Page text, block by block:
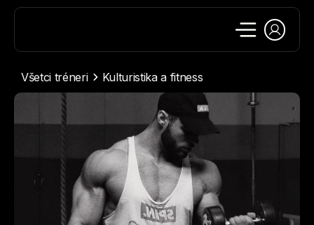
Všetci tréneri Kulturistika a fitness